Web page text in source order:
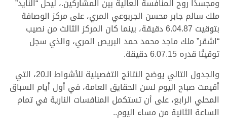
ومجسدًا روح المنافسة العالية بين المشاركين.، ليحل “النايد”
ملك سالم جابر محسن الجربوعي المري، على مركز الوصافة
بتوقيت 6.04.87 دقيقة، بينما كان المركز الثالث من نصيب
“اشقر” ملك ماجد محمد حمد البريص المري، والذي سجل
توقيتًا قدره 6.07.15 دقيقة.
والجدول التالي يوضح النتائج التفصيلية للأشواط الـ20، التي
أقيمت صباح اليوم لسن الحقايق العامة، في أول أيام السباق
المحلي الرابع، على أن تستكمل المنافسات النارية في تمام
الساعة الثانية من مساء اليوم..